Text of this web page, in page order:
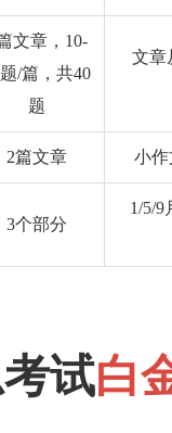
文章，10-
/篇，共40
题
文章
2篇文章 小作
3个部分
1/5/9
试白